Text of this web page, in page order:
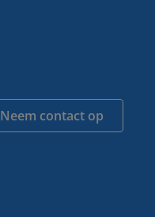
Neem contact op